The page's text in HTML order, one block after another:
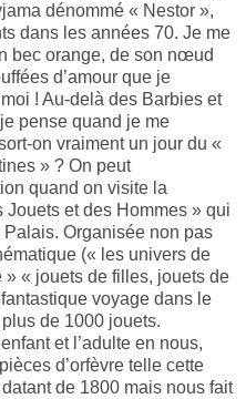
dénommé « Nestor »,
dans les années 70. Je me
bec orange, de son nœud
d’amour que je
! Au-delà des Barbies et
pense quand je me
on vraiment un jour du «
» ? On peut
quand on visite la
et des Hommes » qui
Palais. Organisée non pas
(« les univers de
» « jouets de filles, jouets de
voyage dans le
de 1000 jouets.
et l’adulte en nous,
d’orfèvre telle cette
de 1800 mais nous fait